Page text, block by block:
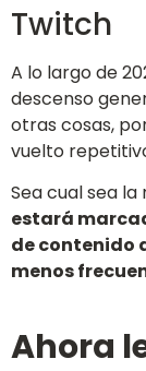
Twitch
A lo largo de
descenso
otras cosas,
vuelto
Sea cual sea la
estará
de contenido
menos
Ahora